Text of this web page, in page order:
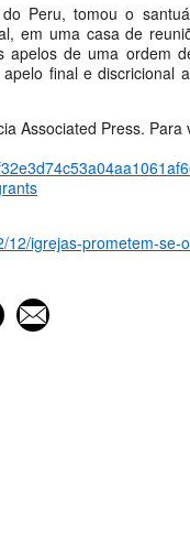
Peru, tomou o
em uma casa de
apelos de uma ordem
final e discricional
Associated Press. Para
igrejas-prometem-se-